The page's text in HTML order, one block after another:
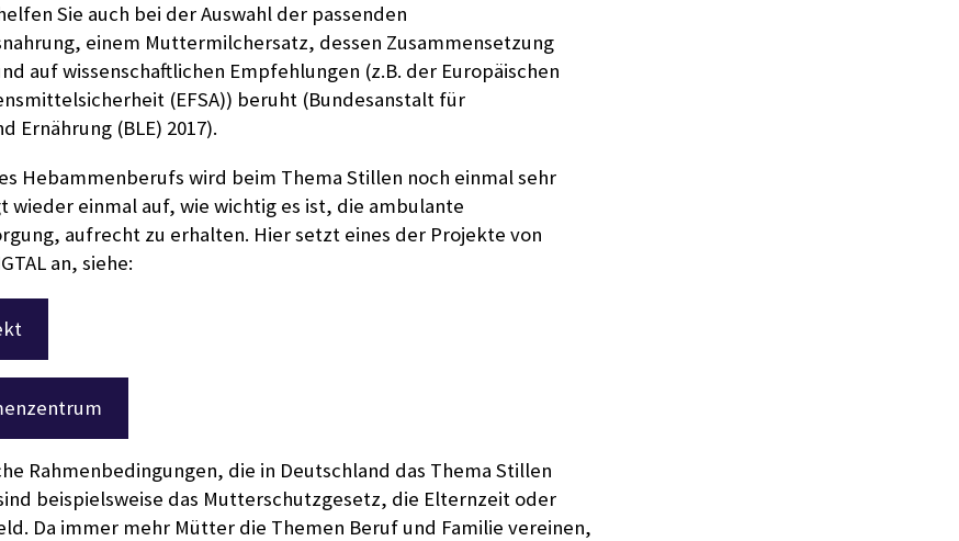
Sie auch bei der Auswahl der passenden
einem Muttermilchersatz, dessen Zusammensetzung
auf wissenschaftlichen Empfehlungen (z.B. der Europäischen
(EFSA)) beruht (Bundesanstalt für
Ernährung (BLE) 2017).
Hebammenberufs wird beim Thema Stillen noch einmal sehr
wieder einmal auf, wie wichtig es ist, die ambulante
aufrecht zu erhalten. Hier setzt eines der Projekte von
an, siehe:
Rahmenbedingungen, die in Deutschland das Thema Stillen
beispielsweise das Mutterschutzgesetz, die Elternzeit oder
Da immer mehr Mütter die Themen Beruf und Familie vereinen,